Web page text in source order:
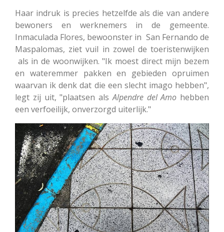
Haar indruk is precies hetzelfde als die van andere
bewoners en werknemers in de gemeente.
Inmaculada Flores, bewoonster in San Fernando de
Maspalomas, ziet vuil in zowel de toeristenwijken
als in de woonwijken. "Ik moest direct mijn bezem
en wateremmer pakken en gebieden opruimen
waarvan ik denk dat die een slecht imago hebben",
legt zij uit, "plaatsen alsAlpendre del Amo hebben
een verfoeilijk, onverzorgd uiterlijk."